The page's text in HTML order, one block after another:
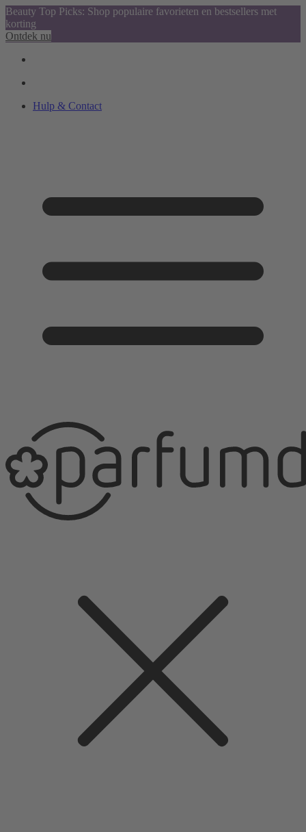
Beauty Top Picks: Shop populaire favorieten en bestsellers met
korting
Ontdek nu
Hulp & Contact